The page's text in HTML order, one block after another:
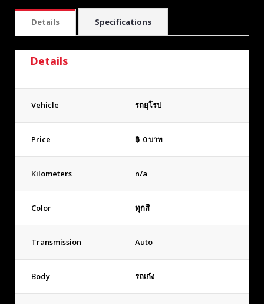
Details Specifications
Details
Vehicle รถยุโรป
Price ฿ 0บาท
Kilometers n/a
Color ทุกสี
Transmission Auto
Body รถเก๋ง